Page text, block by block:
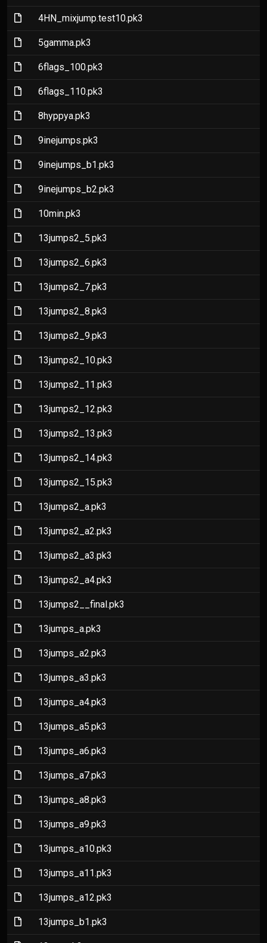
(File)4HN_mixjump.test10.pk3
(File)5gamma.pk3
(File)6flags_100.pk3
(File)6flags_110.pk3
(File)8hyppya.pk3
(File)9inejumps.pk3
(File)9inejumps_b1.pk3
(File)9inejumps_b2.pk3
(File)10min.pk3
(File)13jumps2_5.pk3
(File)13jumps2_6.pk3
(File)13jumps2_7.pk3
(File)13jumps2_8.pk3
(File)13jumps2_9.pk3
(File)13jumps2_10.pk3
(File)13jumps2_11.pk3
(File)13jumps2_12.pk3
(File)13jumps2_13.pk3
(File)13jumps2_14.pk3
(File)13jumps2_15.pk3
(File)13jumps2_a.pk3
(File)13jumps2_a2.pk3
(File)13jumps2_a3.pk3
(File)13jumps2_a4.pk3
(File)13jumps2__final.pk3
(File)13jumps_a.pk3
(File)13jumps_a2.pk3
(File)13jumps_a3.pk3
(File)13jumps_a4.pk3
(File)13jumps_a5.pk3
(File)13jumps_a6.pk3
(File)13jumps_a7.pk3
(File)13jumps_a8.pk3
(File)13jumps_a9.pk3
(File)13jumps_a10.pk3
(File)13jumps_a11.pk3
(File)13jumps_a12.pk3
(File)13jumps_b1.pk3